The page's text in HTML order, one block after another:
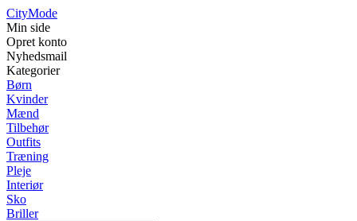
CityMode
Min side
Opret konto
Nyhedsmail
Kategorier
Børn
Kvinder
Mænd
Tilbehør
Outfits
Træning
Pleje
Interiør
Sko
Briller